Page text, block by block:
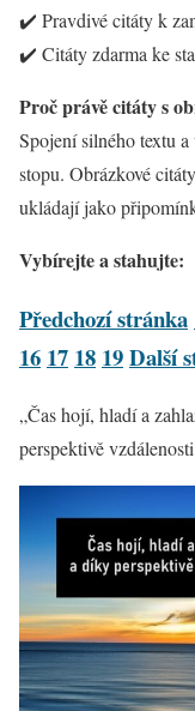
✔️ Pravdivé citáty k
✔️ Citáty zdarma ke
Proč právě citáty s
Spojení silného textu
stopu. Obrázkové
ukládají jako
Vybírejte a stahujte:
Předchozí stránka
16 17 18 19Další
„Čas hojí, hladí a
perspektivě